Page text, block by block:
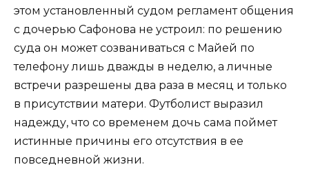
этом установленный судом регламент общения
с дочерью Сафонова не устроил: по решению
суда он может созваниваться с Майей по
телефону лишь дважды в неделю, а личные
встречи разрешены два раза в месяц и только
в присутствии матери. Футболист выразил
надежду, что со временем дочь сама поймет
истинные причины его отсутствия в ее
повседневной жизни.